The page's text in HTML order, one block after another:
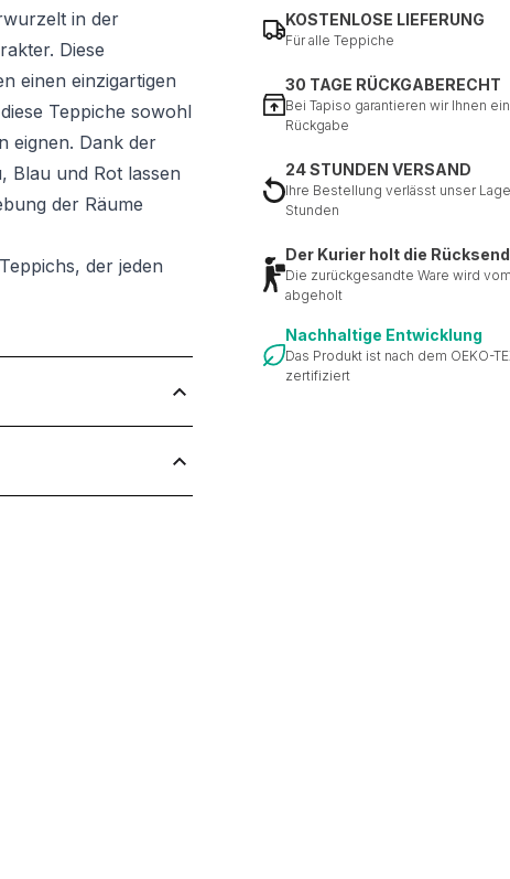
in der
Diese
einen einzigartigen
Teppiche sowohl
eignen. Dank der
Blau und Rot lassen
der Räume
der jeden
KOSTENLOSE LIEFERUNG
Für alle Teppiche
30 TAGE RÜCKGABERECHT
Bei Tapiso garantieren wir Ihnen
Rückgabe
24 STUNDEN VERSAND
Ihre Bestellung verlässt unser
Stunden
Der Kurier holt die
Die zurückgesandte Ware wird
abgeholt
Nachhaltige Entwicklung
Das Produkt ist nach dem OEKO-
zertifiziert
Außerdem geben wir Informationen über Ihre Verwendung unserer
Werbung und Analysen weiter. Diese Partner können diese
bereitgestellt haben oder die sie im Rahmen Ihrer Nutzung der